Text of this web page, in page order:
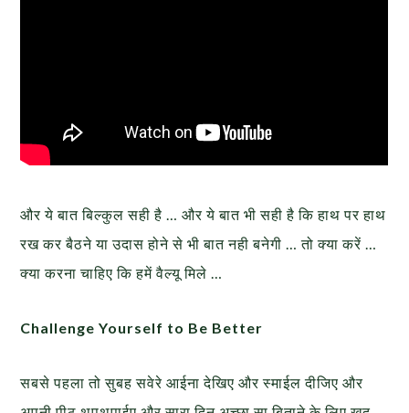
और ये बात बिल्कुल सही है … और ये बात भी सही है कि हाथ पर हाथ
रख कर बैठने या उदास होने से भी बात नही बनेगी … तो क्या करें …
क्या करना चाहिए कि हमें वैल्यू मिले …
Challenge Yourself to Be Better
सबसे पहला तो सुबह सवेरे आईना देखिए और स्माईल दीजिए और